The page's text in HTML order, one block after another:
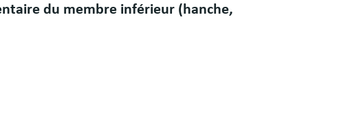
du membre inférieur (hanche,